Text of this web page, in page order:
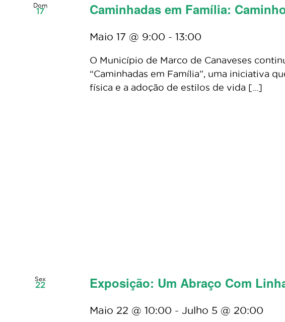
Dom
17 Caminhadas em Família:
Maio 17 @ 9:00 - 13:00
O Município de Marco de Canaveses
“Caminhadas em Família”, uma iniciativa
física e a adoção de estilos de vida [...]
Sex
22 Exposição: Um Abraço Com
Maio 22 @ 10:00 - Julho 5 @ 20:00